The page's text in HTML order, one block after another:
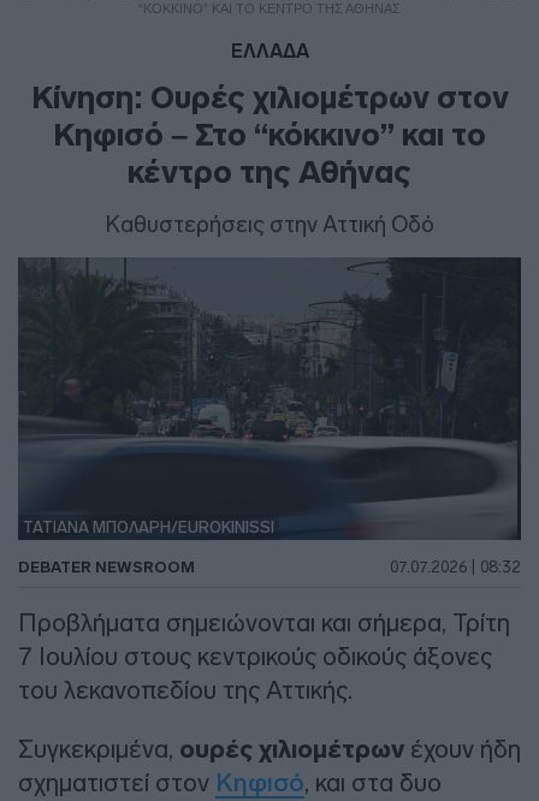
“ΚΌΚΚΙΝΟ” ΚΑΙ ΤΟ ΚΈΝΤΡΟ ΤΗΣ ΑΘΉΝΑΣ
ΕΛΛΑΔΑ
Κίνηση: Ουρές χιλιομέτρων στον
Κηφισό – Στο “κόκκινο” και το
κέντρο της Αθήνας
Καθυστερήσεις στην Αττική Οδό
ΤΑΤΙΑΝΑ ΜΠΟΛΑΡΗ/EUROKINISSI
DEBATER NEWSROOM 07.07.2026 | 08:32
Προβλήματα σημειώνονται και σήμερα, Τρίτη
7 Ιουλίου στους κεντρικούς οδικούς άξονες
του λεκανοπεδίου της Αττικής.
Συγκεκριμένα, ουρές χιλιομέτρων έχουν ήδη
σχηματιστεί στον Κηφισό, και στα δυο